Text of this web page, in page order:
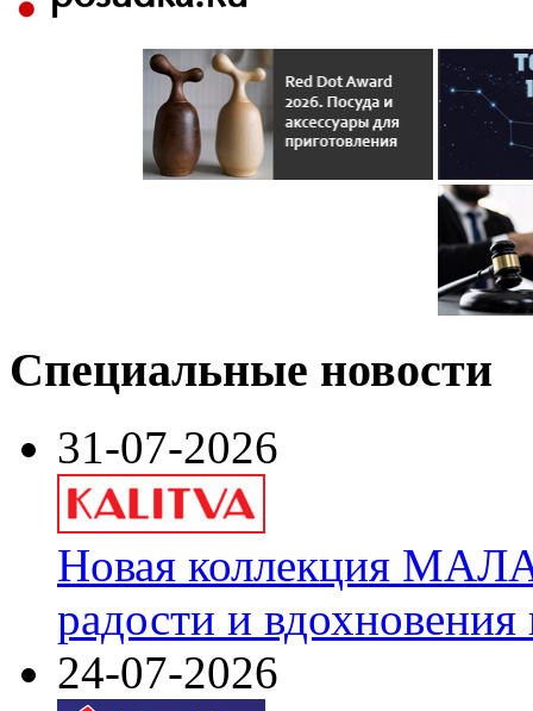
Специальные новости
31-07-2026
Новая коллекция
радости и
24-07-2026